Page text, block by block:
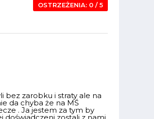
OSTRZEŻENIA: 0 / 5
bez zarobku i straty ale na
da chyba że na MŚ
. Ja jestem za tym by